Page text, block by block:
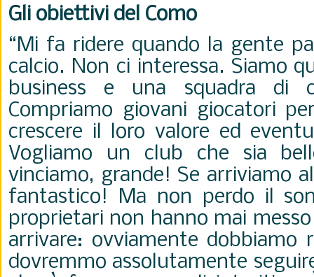
Gli obiettivi del Como
“Mi fa ridere quando la gente
calcio. Non ci interessa. Siamo
business e una squadra di
Compriamo giovani giocatori
crescere il loro valore ed
Vogliamo un club che sia
vinciamo, grande! Se arriviamo
fantastico! Ma non perdo il
proprietari non hanno mai
arrivare: ovviamente dobbiamo
dovremmo assolutamente